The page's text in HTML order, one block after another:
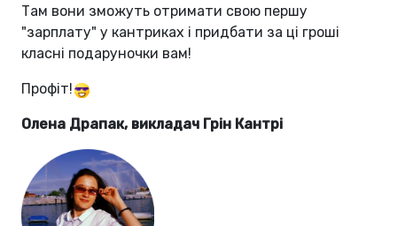
Там вони зможуть отримати свою першу
"зарплату" у кантриках і придбати за ці гроші
класні подаруночки вам!
Профіт!
Олена Драпак, викладач Грін Кантрі